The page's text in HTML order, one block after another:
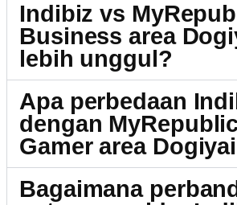
Indibiz vs
Business area
lebih unggul?
Apa perbedaan
dengan
Gamer area
Bagaimana